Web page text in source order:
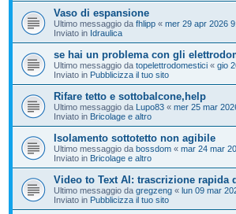
Vaso di espansione
Ultimo messaggio da fhlipp « mer 29 apr 2026
Inviato in Idraulica
se hai un problema con gli
Ultimo messaggio da topelettrodomestici « gio
Inviato in Pubblicizza il tuo sito
Rifare tetto e sottobalcone,help
Ultimo messaggio da Lupo83 « mer 25 mar
Inviato in Bricolage e altro
Isolamento sottotetto non agibile
Ultimo messaggio da bossdom « mar 24 mar
Inviato in Bricolage e altro
Video to Text AI: trascrizione rapida
Ultimo messaggio da gregzeng « lun 09 mar
Inviato in Pubblicizza il tuo sito